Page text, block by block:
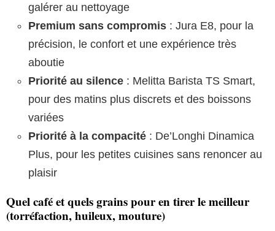
galérer au nettoyage
Premium sans compromis : Jura E8, pour la
précision, le confort et une expérience très
aboutie
Priorité au silence : Melitta Barista TS Smart,
pour des matins plus discrets et des boissons
variées
Priorité à la compacité : De’Longhi Dinamica
Plus, pour les petites cuisines sans renoncer au
plaisir
Quel café et quels grains pour en tirer le meilleur
(torréfaction, huileux, mouture)